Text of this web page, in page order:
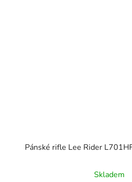
Pánské rifle Lee Rider
Skladem